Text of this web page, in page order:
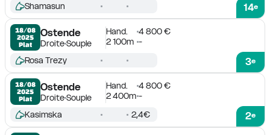
14e
Shamasun
18/08
2025
Plat
Ostende
DroiteSouple
Hand.
4 800 €
2 100m -
3e
Rosa Trezy
18/08
2025
Plat
Ostende
DroiteSouple
Hand.
4 800 €
2 400m -
2e
Kasimska 2,4€